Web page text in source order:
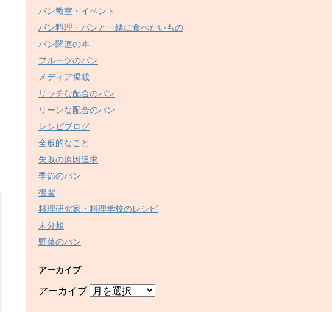
パン教室・イベント
パン料理・パンと一緒に食べたいもの
パン関連の本
フルーツのパン
メディア掲載
リッチな配合のパン
リーンな配合のパン
レシピブログ
全般的なこと
失敗の原因追求
季節のパン
復習
料理研究家・料理学校のレシピ
未分類
野菜のパン
アーカイブ
アーカイブ